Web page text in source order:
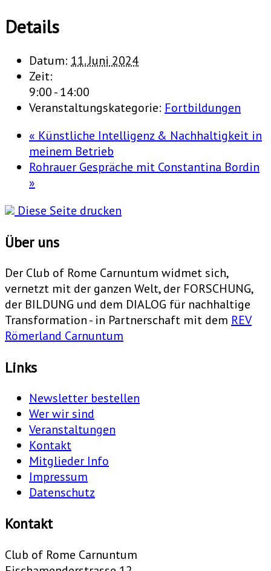
Details
Datum: 11. Juni 2024
Zeit:
9:00 - 14:00
Veranstaltungskategorie: Fortbildungen
« Künstliche Intelligenz & Nachhaltigkeit in
meinem Betrieb
Rohrauer Gespräche mit Constantina Bordin
»
Diese Seite drucken
Über uns
Der Club of Rome Carnuntum widmet sich,
vernetzt mit der ganzen Welt, der FORSCHUNG,
der BILDUNG und dem DIALOG für nachhaltige
Transformation - in Partnerschaft mit dem REV
Römerland Carnuntum
Links
Newsletter bestellen
Wer wir sind
Veranstaltungen
Kontakt
Mitglieder Info
Impressum
Datenschutz
Kontakt
Club of Rome Carnuntum